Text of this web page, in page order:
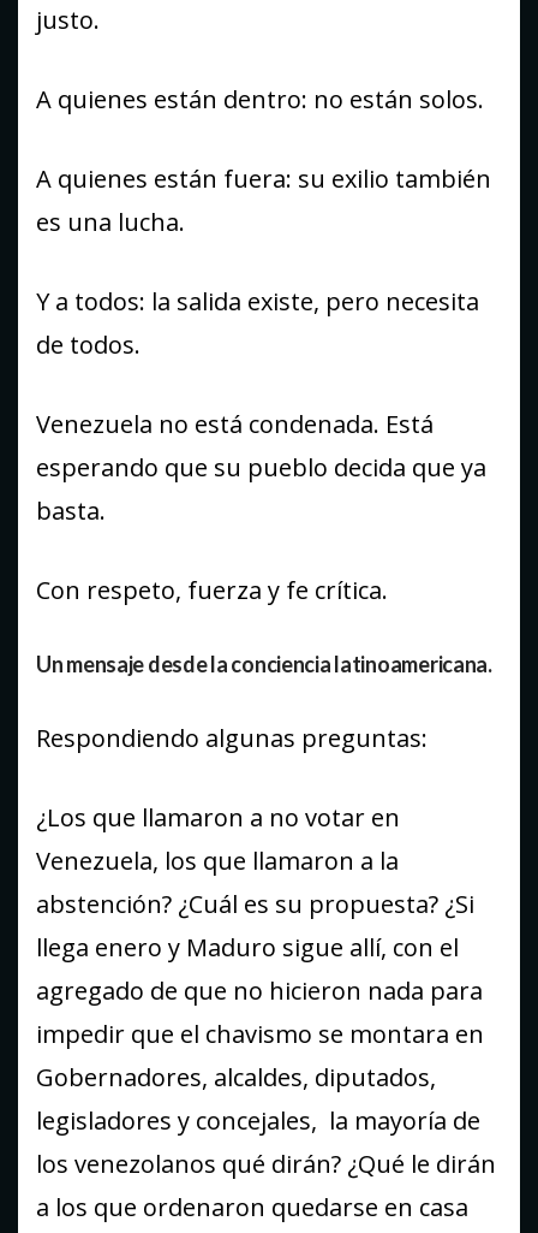
justo.
A quienes están dentro: no están solos.
A quienes están fuera: su exilio también
es una lucha.
Y a todos: la salida existe, pero necesita
de todos.
Venezuela no está condenada. Está
esperando que su pueblo decida que ya
basta.
Con respeto, fuerza y fe crítica.
Un mensaje desde la conciencia latinoamericana.
Respondiendo algunas preguntas:
¿Los que llamaron a no votar en
Venezuela, los que llamaron a la
abstención? ¿Cuál es su propuesta? ¿Si
llega enero y Maduro sigue allí, con el
agregado de que no hicieron nada para
impedir que el chavismo se montara en
Gobernadores, alcaldes, diputados,
legisladores y concejales, la mayoría de
los venezolanos qué dirán? ¿Qué le dirán
a los que ordenaron quedarse en casa